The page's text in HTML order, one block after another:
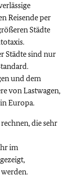
Reisende per
Städte
Städte sind nur
und dem
von Lastwagen,
Europa.
die sehr
im